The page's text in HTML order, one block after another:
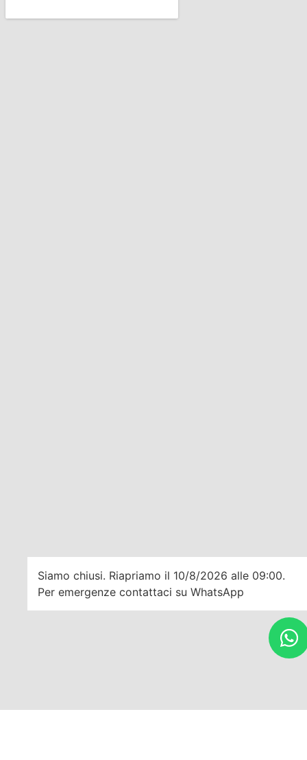
Siamo chiusi. Riapriamo il 10/8/2026 alle 09:00.
Per emergenze contattaci su WhatsApp